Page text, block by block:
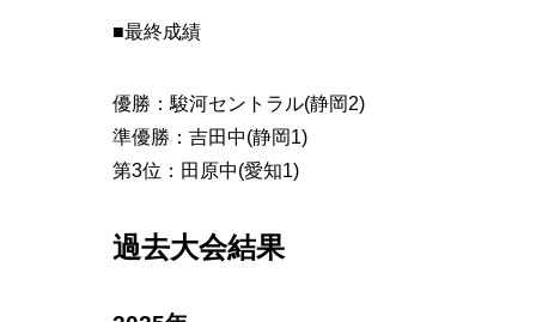
■最終成績
優勝：駿河セントラル(静岡2)
準優勝：吉田中(静岡1)
第3位：田原中(愛知1)
過去大会結果